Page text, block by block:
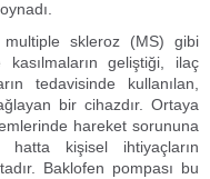
skleroz (MS) gibi
geliştiği, ilaç
tedavisinde kullanılan,
bir cihazdır. Ortaya
hareket sorununa
kişisel ihtiyaçların
Baklofen pompası bu